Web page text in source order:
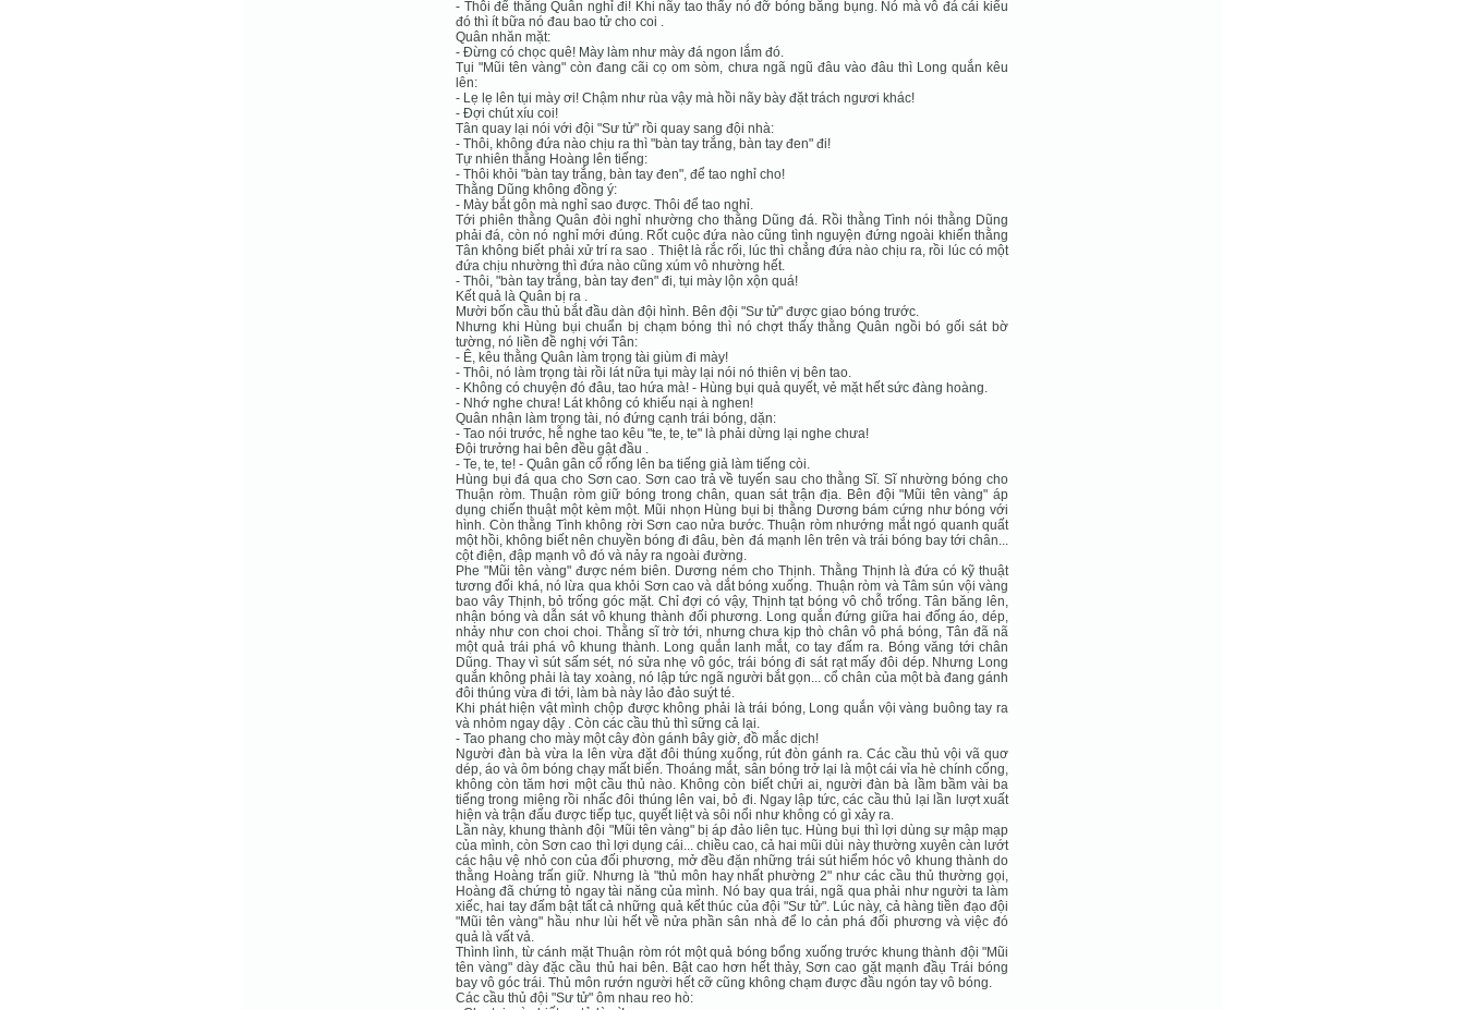
- Thôi để thằng Quân nghỉ đi! Khi nãy tao thấy nó đỡ bóng bằng bụng. Nó mà vô đá cái kiểu
đó thì ít bữa nó đau bao tử cho coi .
Quân nhăn mặt:
- Đừng có chọc quê! Mày làm như mày đá ngon lắm đó.
Tụi "Mũi tên vàng" còn đang cãi cọ om sòm, chưa ngã ngũ đâu vào đâu thì Long quắn kêu
lên:
- Lẹ lẹ lên tụi mày ơi! Chậm như rùa vậy mà hồi nãy bày đặt trách ngươi khác!
- Đợi chút xíu coi!
Tân quay lại nói với đội "Sư tử" rồi quay sang đội nhà:
- Thôi, không đứa nào chịu ra thì "bàn tay trắng, bàn tay đen" đi!
Tự nhiên thằng Hoàng lên tiếng:
- Thôi khỏi "bàn tay trắng, bàn tay đen", để tao nghỉ cho!
Thằng Dũng không đồng ý:
- Mày bắt gôn mà nghỉ sao được. Thôi để tao nghỉ.
Tới phiên thằng Quân đòi nghỉ nhường cho thằng Dũng đá. Rồi thằng Tình nói thằng Dũng
phải đá, còn nó nghỉ mới đúng. Rốt cuộc đứa nào cũng tình nguyện đứng ngoài khiến thằng
Tân không biết phải xử trí ra sao . Thiệt là rắc rối, lúc thì chẳng đứa nào chịu ra, rồi lúc có một
đứa chịu nhường thì đứa nào cũng xúm vô nhường hết.
- Thôi, "bàn tay trắng, bàn tay đen" đi, tụi mày lộn xộn quá!
Kết quả là Quân bị ra .
Mười bốn cầu thủ bắt đầu dàn đội hình. Bên đội "Sư tử" được giao bóng trước.
Nhưng khi Hùng bụi chuẩn bị chạm bóng thì nó chợt thấy thằng Quân ngồi bó gối sát bờ
tường, nó liền đề nghị với Tân:
- Ê, kêu thằng Quân làm trọng tài giùm đi mày!
- Thôi, nó làm trọng tài rồi lát nữa tụi mày lại nói nó thiên vị bên tao.
- Không có chuyện đó đâu, tao hứa mà! - Hùng bụi quả quyết, vẻ mặt hết sức đàng hoàng.
- Nhớ nghe chưa! Lát không có khiếu nại à nghen!
Quân nhận làm trọng tài, nó đứng cạnh trái bóng, dặn:
- Tao nói trước, hễ nghe tao kêu "te, te, te" là phải dừng lại nghe chưa!
Đội trưởng hai bên đều gật đầu .
- Te, te, te! - Quân gân cổ rống lên ba tiếng giả làm tiếng còi.
Hùng bụi đá qua cho Sơn cao. Sơn cao trả về tuyến sau cho thằng Sĩ. Sĩ nhường bóng cho
Thuận ròm. Thuận ròm giữ bóng trong chân, quan sát trận địa. Bên đội "Mũi tên vàng" áp
dụng chiến thuật một kèm một. Mũi nhọn Hùng bụi bị thằng Dương bám cứng như bóng với
hình. Còn thằng Tình không rời Sơn cao nửa bước. Thuận ròm nhướng mắt ngó quanh quất
một hồi, không biết nên chuyền bóng đi đâu, bèn đá mạnh lên trên và trái bóng bay tới chân...
cột điện, đập mạnh vô đó và nảy ra ngoài đường.
Phe "Mũi tên vàng" được ném biên. Dương ném cho Thịnh. Thằng Thịnh là đứa có kỹ thuật
tương đối khá, nó lừa qua khỏi Sơn cao và dắt bóng xuống. Thuận ròm và Tâm sún vội vàng
bao vây Thịnh, bỏ trống góc mặt. Chỉ đợi có vậy, Thịnh tạt bóng vô chỗ trống. Tân băng lên,
nhận bóng và dẫn sát vô khung thành đối phương. Long quắn đứng giữa hai đống áo, dép,
nhảy như con choi choi. Thằng sĩ trờ tới, nhưng chưa kịp thò chân vô phá bóng, Tân đã nã
một quả trái phá vô khung thành. Long quắn lanh mắt, co tay đấm ra. Bóng văng tới chân
Dũng. Thay vì sút sấm sét, nó sửa nhẹ vô góc, trái bóng đi sát rạt mấy đôi dép. Nhưng Long
quắn không phải là tay xoàng, nó lập tức ngã người bắt gọn... cổ chân của một bà đang gánh
đôi thúng vừa đi tới, làm bà này lảo đảo suýt té.
Khi phát hiện vật mình chộp được không phải là trái bóng, Long quắn vội vàng buông tay ra
và nhỏm ngay dậy . Còn các cầu thủ thì sững cả lại.
- Tao phang cho mày một cây đòn gánh bây giờ, đồ mắc dịch!
Người đàn bà vừa la lên vừa đặt đôi thúng xuống, rút đòn gánh ra. Các cầu thủ vội vã quơ
dép, áo và ôm bóng chạy mất biến. Thoáng mắt, sân bóng trở lại là một cái vỉa hè chính cống,
không còn tăm hơi một cầu thủ nào. Không còn biết chửi ai, người đàn bà lầm bầm vài ba
tiếng trong miệng rồi nhấc đôi thúng lên vai, bỏ đi. Ngay lập tức, các cầu thủ lại lần lượt xuất
hiện và trận đấu được tiếp tục, quyết liệt và sôi nổi như không có gì xảy ra.
Lần này, khung thành đội "Mũi tên vàng" bị áp đảo liên tục. Hùng bụi thì lợi dùng sự mập mạp
của mình, còn Sơn cao thì lợi dụng cái... chiều cao, cả hai mũi dùi này thường xuyên càn lướt
các hậu vệ nhỏ con của đối phương, mở đều đặn những trái sút hiểm hóc vô khung thành do
thằng Hoàng trấn giữ. Nhưng là "thủ môn hay nhất phường 2" như các cầu thủ thường gọi,
Hoàng đã chứng tỏ ngay tài năng của mình. Nó bay qua trái, ngã qua phải như người ta làm
xiếc, hai tay đấm bật tất cả những quả kết thúc của đội "Sư tử". Lúc này, cả hàng tiền đạo đội
"Mũi tên vàng" hầu như lùi hết về nửa phần sân nhà để lo cản phá đối phương và việc đó
quả là vất vả.
Thình lình, từ cánh mặt Thuận ròm rót một quả bóng bổng xuống trước khung thành đội "Mũi
tên vàng" dày đặc cầu thủ hai bên. Bật cao hơn hết thảy, Sơn cao gặt mạnh đầụ Trái bóng
bay vô góc trái. Thủ môn rướn người hết cỡ cũng không chạm được đầu ngón tay vô bóng.
Các cầu thủ đội "Sư tử" ôm nhau reo hò: